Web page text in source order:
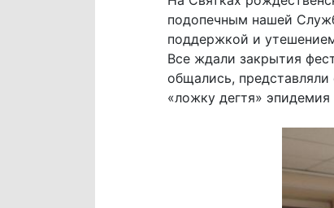
подопечным нашей
поддержкой и
Все ждали закрытия
общались,
«ложку дегтя» эпидемия